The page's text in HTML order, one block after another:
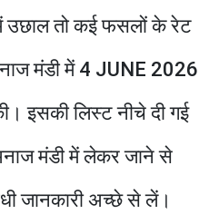
उछाल तो कई फसलों के रेट
मंडी में 4 JUNE 2026
इसकी लिस्ट नीचे दी गई
मंडी में लेकर जाने से
जानकारी अच्छे से लें।